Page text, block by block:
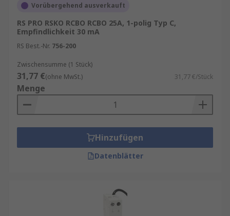
Vorübergehend ausverkauft
RS PRO RSKO RCBO RCBO 25A, 1-polig Typ C,
Empfindlichkeit 30 mA
RS Best.-Nr. 756-200
Zwischensumme (1 Stück)
31,77 €(ohne MwSt.) 31,77 €/Stück
Menge
Hinzufügen
Datenblätter